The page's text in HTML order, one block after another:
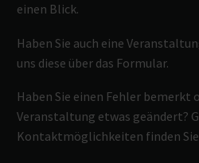
einen Blick.
Haben Sie auch eine
uns diese über das Formular.
Haben Sie einen Fehler bemerkt
Veran­staltung etwas geändert?
Kontakt­mög­lich­keiten finden Sie